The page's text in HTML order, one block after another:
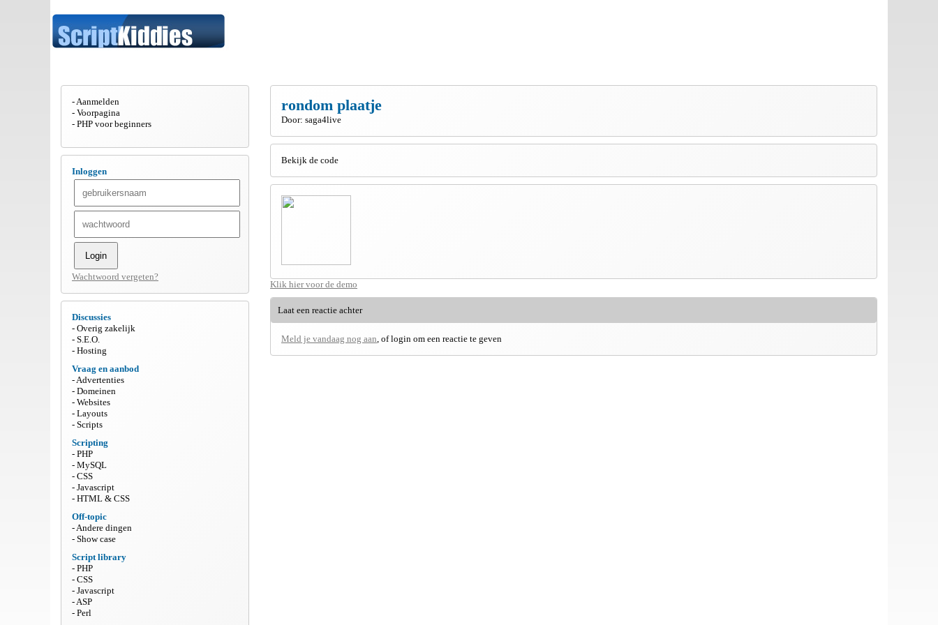
Aanmelden
Voorpagina
PHP voor beginners
Inloggen
Wachtwoord vergeten?
Discussies
Overig zakelijk
S.E.O.
Hosting
Vraag en aanbod
Advertenties
Domeinen
Websites
Layouts
Scripts
Scripting
PHP
MySQL
CSS
Javascript
HTML & CSS
Off-topic
Andere dingen
Show case
Script library
PHP
CSS
Javascript
ASP
Perl
rondom plaatje
Door: saga4live
Bekijk de code
Klik hier voor de demo
Laat een reactie achter
Meld je vandaag nog aan, of login om een reactie te geven